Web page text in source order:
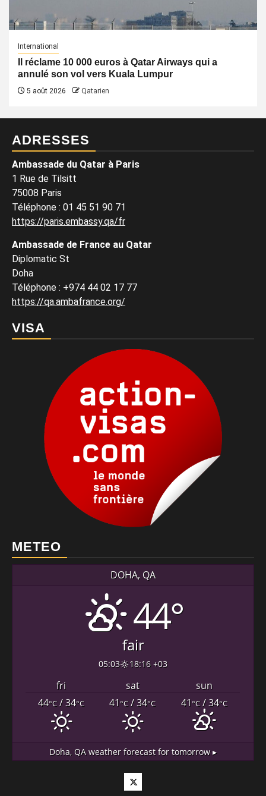
International
Il réclame 10 000 euros à Qatar Airways qui a
annulé son vol vers Kuala Lumpur
5 août 2026 Qatarien
ADRESSES
Ambassade du Qatar à Paris
1 Rue de Tilsitt
75008 Paris
Téléphone : 01 45 51 90 71
https://paris.embassy.qa/fr
Ambassade de France au Qatar
Diplomatic St
Doha
Téléphone : +974 44 02 17 77
https://qa.ambafrance.org/
VISA
METEO
DOHA, QA
44°
fair
05:03 18:16 +03
fri sat
sun
44°C/ 34°C 41°C/ 34°C 41°C/ 34°C
Doha, QA weather forecast for tomorrow ▸
Twitter